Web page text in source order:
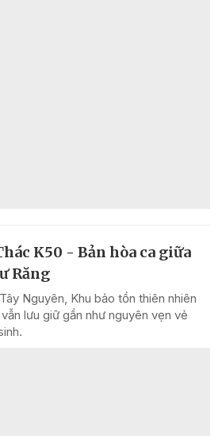
K50 - Bản hòa ca giữa
Răng
Nguyên, Khu bảo tồn thiên nhiên
lưu giữ gần như nguyên vẹn vẻ